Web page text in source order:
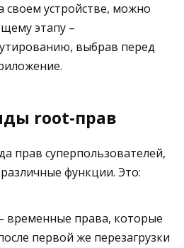
своем устройстве, можно
этапу –
выбрав перед
root-прав
прав суперпользователей,
функции. Это:
временные права, которые
первой же перезагрузки